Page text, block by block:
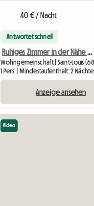
40 € / Nacht
Antwortet schnell
Ruhiges Zimmer in der Nähe des Bahnhofs
1 Pers. | Mindestaufenthalt: 2 Nächte
Anzeige ansehen
Video